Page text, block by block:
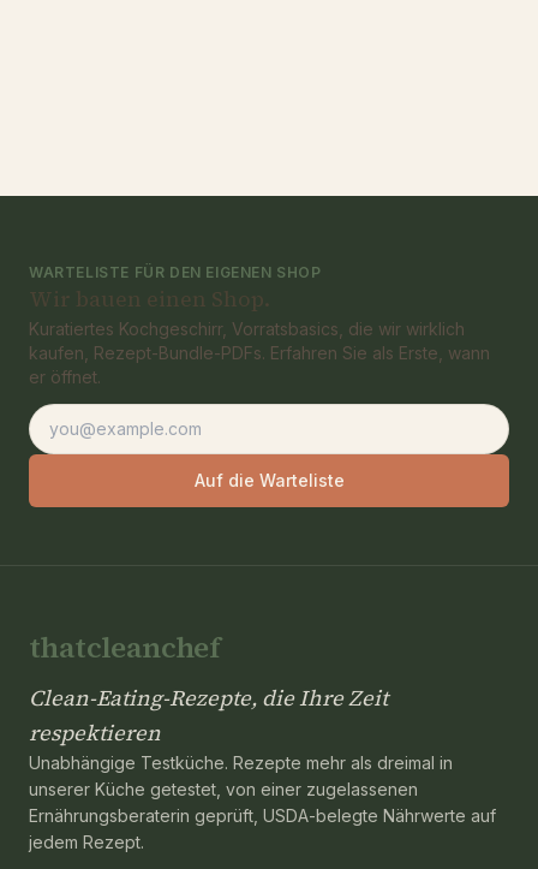
WARTELISTE FÜR DEN EIGENEN SHOP
Wir bauen einen Shop.
Kuratiertes Kochgeschirr, Vorratsbasics, die wir wirklich
kaufen, Rezept-Bundle-PDFs. Erfahren Sie als Erste, wann
er öffnet.
E-Mail-Adresse
Auf die Warteliste
thatcleanchef
Clean-Eating-Rezepte, die Ihre Zeit
respektieren
Unabhängige Testküche. Rezepte mehr als dreimal in
unserer Küche getestet, von einer zugelassenen
Ernährungsberaterin geprüft, USDA-belegte Nährwerte auf
jedem Rezept.